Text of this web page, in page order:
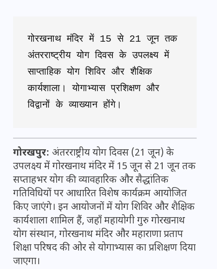
गोरखनाथ मंदिर में 15 से 21 जून तक
अंतरराष्ट्रीय योग दिवस के उपलक्ष्य में
साप्ताहिक योग शिविर और शैक्षिक
कार्यशाला। योगाभ्यास प्रशिक्षण और
विद्वानों के व्याख्यान होंगे।
गोरखपुर: अंतरराष्ट्रीय योग दिवस (21 जून) के
उपलक्ष्य में गोरखनाथ मंदिर में 15 जून से 21 जून तक
सप्ताहभर योग की व्यावहारिक और सैद्धांतिक
गतिविधियों पर आधारित विशेष कार्यक्रम आयोजित
किए जाएंगे। इन आयोजनों में योग शिविर और शैक्षिक
कार्यशाला शामिल हैं, जहाँ महायोगी गुरु गोरखनाथ
योग संस्थान, गोरखनाथ मंदिर और महाराणा प्रताप
शिक्षा परिषद की ओर से योगाभ्यास का प्रशिक्षण दिया
जाएगा।